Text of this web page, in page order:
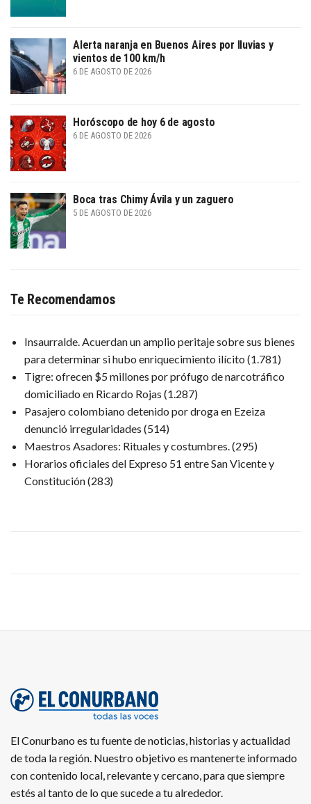
Alerta naranja en Buenos Aires por lluvias y
vientos de 100 km/h
6 DE AGOSTO DE 2026
Horóscopo de hoy 6 de agosto
6 DE AGOSTO DE 2026
Boca tras Chimy Ávila y un zaguero
5 DE AGOSTO DE 2026
Te Recomendamos
Insaurralde. Acuerdan un amplio peritaje sobre sus bienes
para determinar si hubo enriquecimiento ilícito (1.781)
Tigre: ofrecen $5 millones por prófugo de narcotráfico
domiciliado en Ricardo Rojas (1.287)
Pasajero colombiano detenido por droga en Ezeiza
denunció irregularidades (514)
Maestros Asadores: Rituales y costumbres.(295)
Horarios oficiales del Expreso 51 entre San Vicente y
Constitución(283)
El Conurbano es tu fuente de noticias, historias y actualidad
de toda la región. Nuestro objetivo es mantenerte informado
con contenido local, relevante y cercano, para que siempre
estés al tanto de lo que sucede a tu alrededor.